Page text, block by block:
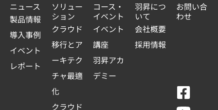
ニュース
製品情報
導入事例
イベント
レポート
ソリュー
ション
クラウド
移行とア
ーキテク
チャ最適
化
クラウド
コース・
イベント
イベント
講座
羽昇アカ
デミー
羽昇につ
いて
会社概要
採用情報
お問い合
わせ
F
Y
L
L